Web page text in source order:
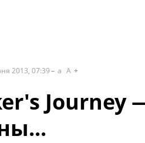
2013, 07:39 a A
Journey